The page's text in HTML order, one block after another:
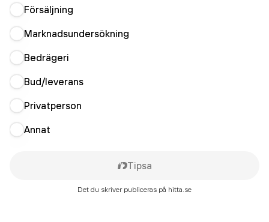
Försäljning
Marknadsundersökning
Bedrägeri
Bud/leverans
Privatperson
Annat
Tipsa
Det du skriver publiceras på hitta.se